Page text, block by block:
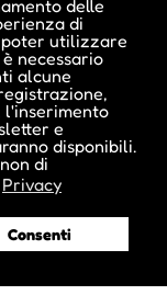
delle
di
utilizzare
necessario
alcune
l'inserimento
e
disponibili.
di
Privacy
Consenti